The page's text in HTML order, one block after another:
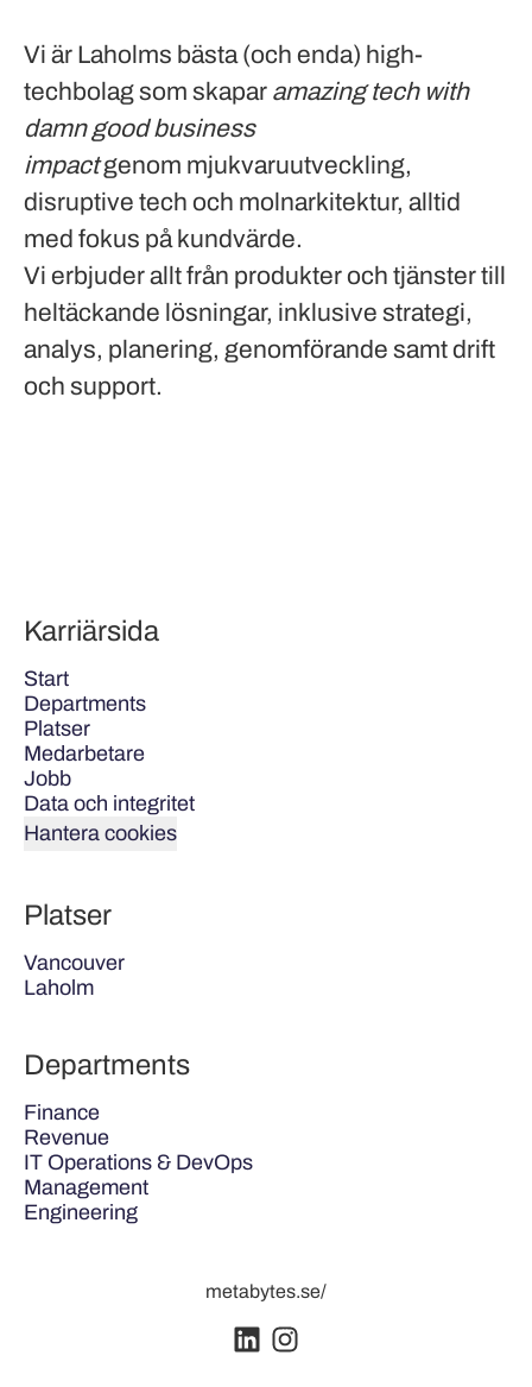
Vi är Laholms bästa (och enda) high-
techbolag som skapar amazing tech with
damn good business
impactgenom mjukvaruutveckling,
disruptive tech och molnarkitektur, alltid
med fokus på kundvärde.
Vi erbjuder allt från produkter och tjänster till
heltäckande lösningar, inklusive strategi,
analys, planering, genomförande samt drift
och support.
Karriärsida
Start
Departments
Platser
Medarbetare
Jobb
Data och integritet
Hantera cookies
Platser
Vancouver
Laholm
Departments
Finance
Revenue
IT Operations & DevOps
Management
Engineering
metabytes.se/